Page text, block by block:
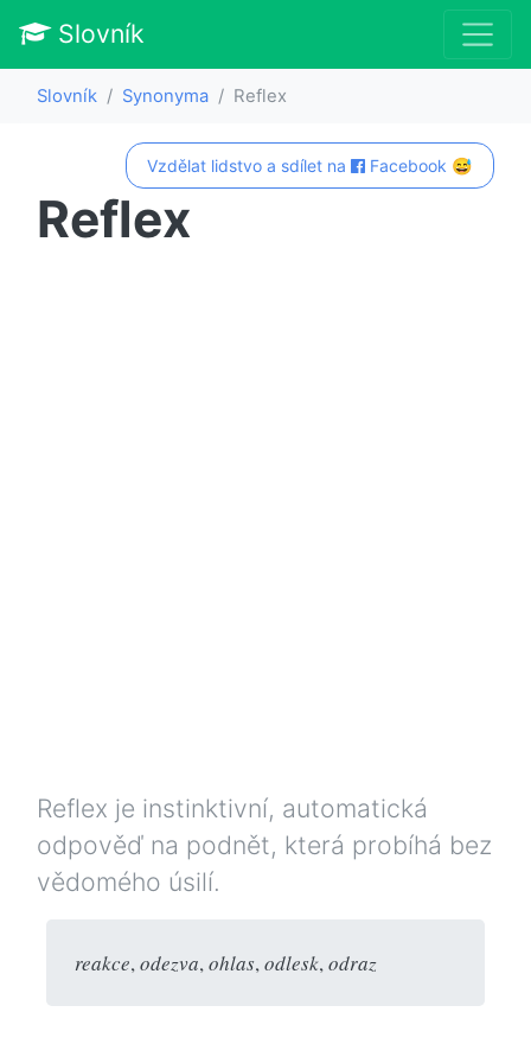
Slovník
Slovník Synonyma Reflex
Vzdělat lidstvo a sdílet na Facebook 😅
Reflex
Reflex je instinktivní, automatická
odpověď na podnět, která probíhá bez
vědomého úsilí.
reakce,odezva,ohlas,odlesk,odraz